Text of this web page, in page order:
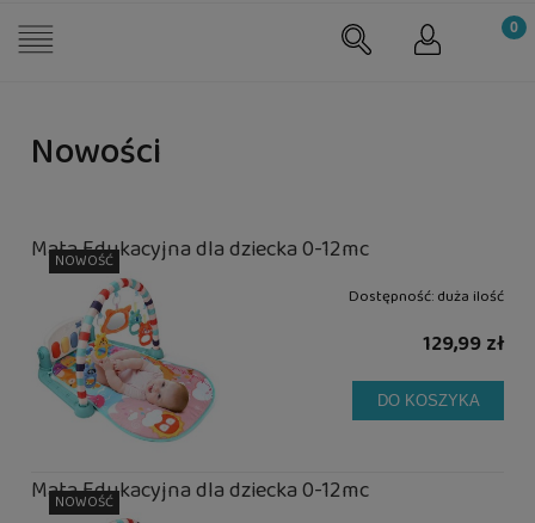
Nowości
Mata Edukacyjna dla dziecka 0-12mc
Dostępność:duża ilość
129,99 zł
DO KOSZYKA
NOWOŚĆ
Mata Edukacyjna dla dziecka 0-12mc
NOWOŚĆ